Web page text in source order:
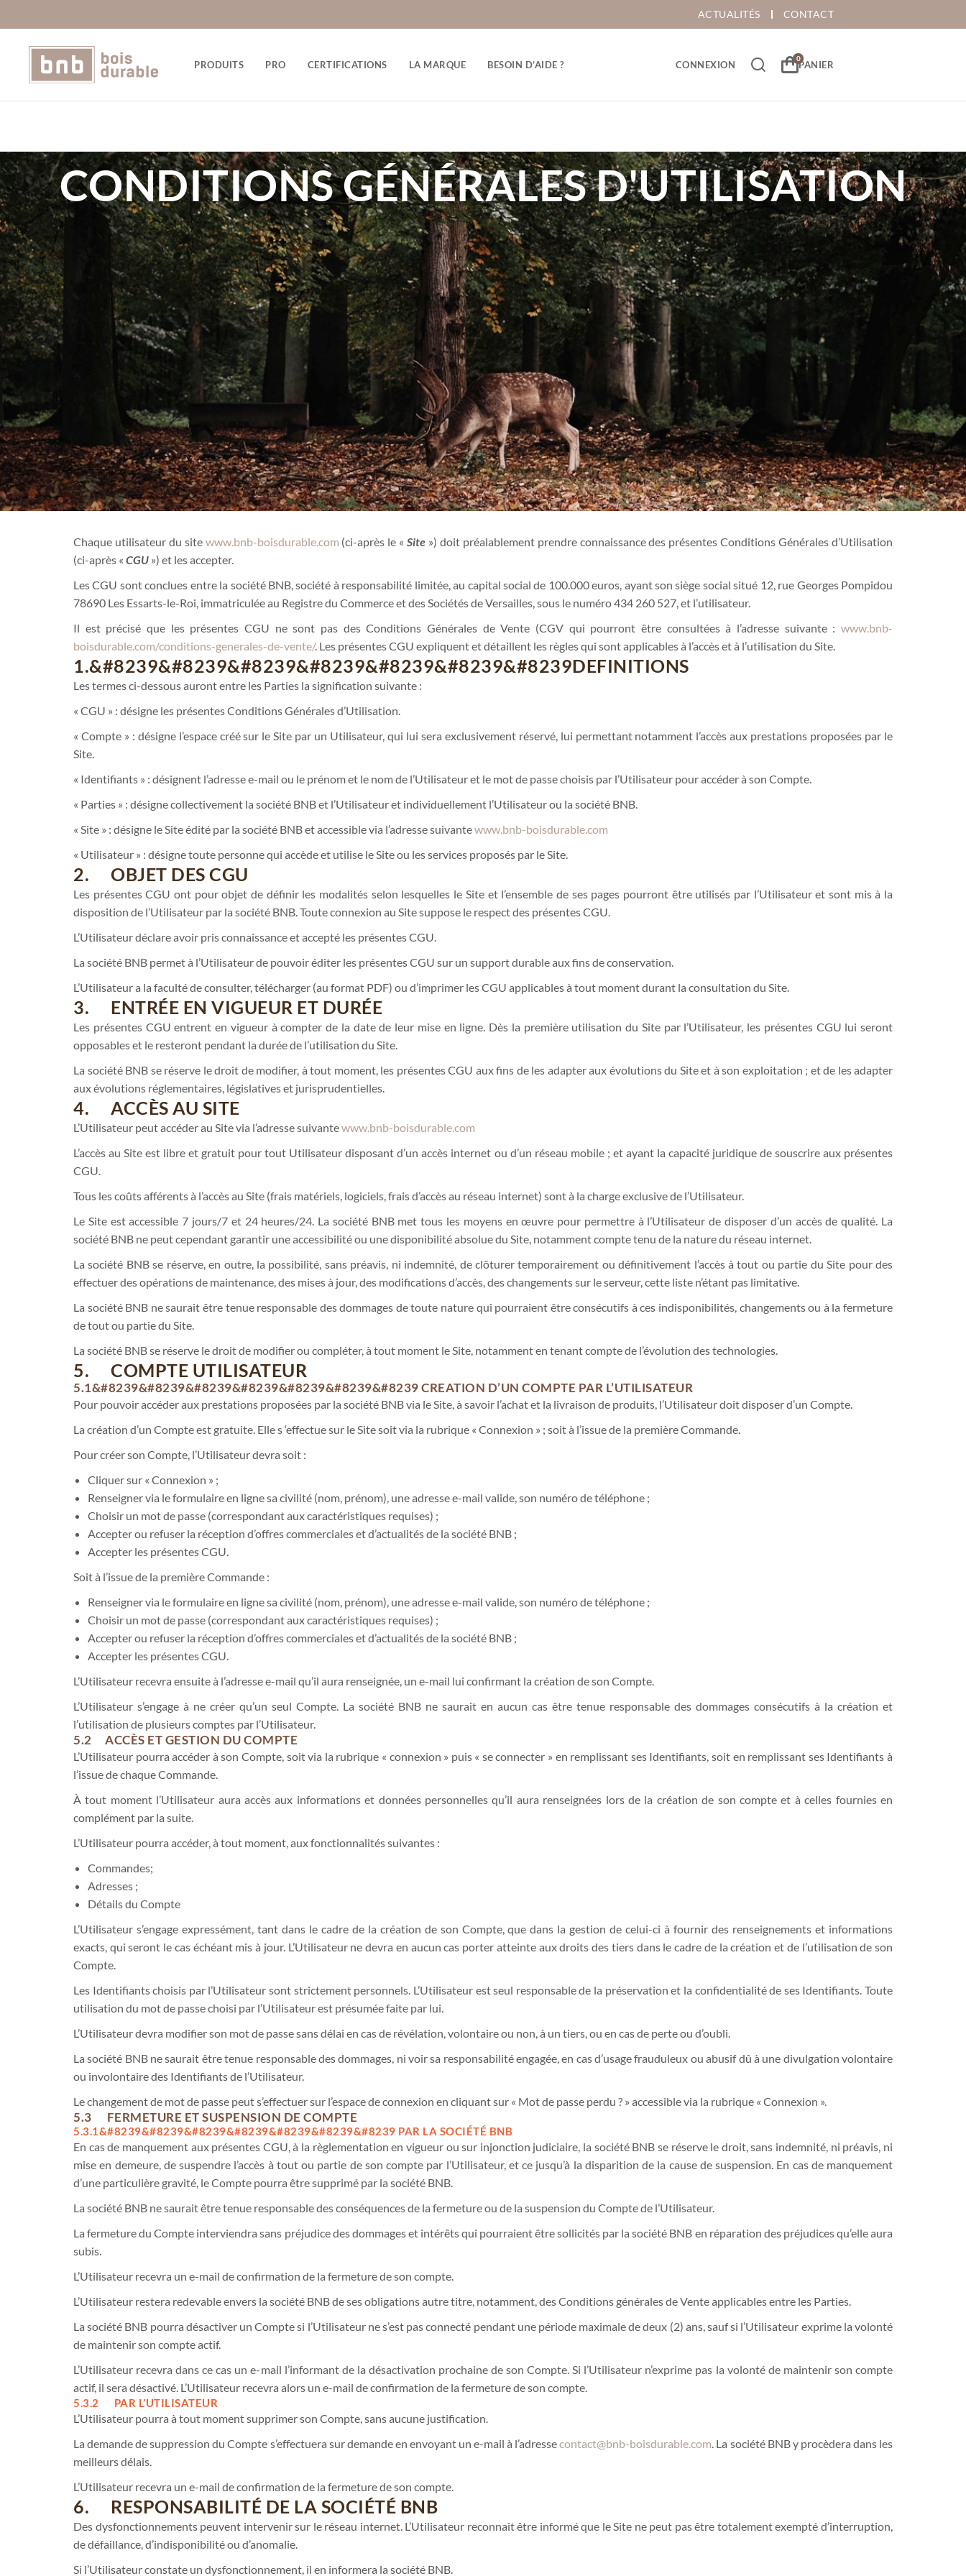
ACTUALITÉS CONTACT
PRODUITS PRO CERTIFICATIONS LA MARQUE BESOIN D’AIDE ? CONNEXION PANIER
CONDITIONS GÉNÉRALES D'UTILISATION
Chaque utilisateur du site www.bnb-boisdurable.com (ci-après le «Site ») doit préalablement prendre connaissance des présentes Conditions Générales d’Utilisation
(ci-après « CGU ») et les accepter.
Les CGU sont conclues entre la société BNB, société à responsabilité limitée, au capital social de 100.000 euros, ayant son siège social situé 12, rue Georges Pompidou
78690 Les Essarts-le-Roi, immatriculée au Registre du Commerce et des Sociétés de Versailles, sous le numéro 434 260 527, et l’utilisateur.
Il est précisé que les présentes CGU ne sont pas des Conditions Générales de Vente (CGV qui pourront être consultées à l’adresse suivante : www.bnb-
boisdurable.com/conditions-generales-de-vente/. Les présentes CGU expliquent et détaillent les règles qui sont applicables à l’accès et à l’utilisation du Site.
1.&#8239&#8239&#8239&#8239&#8239&#8239&#8239DEFINITIONS
Les termes ci-dessous auront entre les Parties la signification suivante :
« CGU » : désigne les présentes Conditions Générales d’Utilisation.
« Compte » : désigne l’espace créé sur le Site par un Utilisateur, qui lui sera exclusivement réservé, lui permettant notamment l’accès aux prestations proposées par le
Site.
« Identifiants » : désignent l’adresse e-mail ou le prénom et le nom de l’Utilisateur et le mot de passe choisis par l’Utilisateur pour accéder à son Compte.
« Parties » : désigne collectivement la société BNB et l’Utilisateur et individuellement l’Utilisateur ou la société BNB.
« Site » : désigne le Site édité par la société BNB et accessible via l’adresse suivantewww.bnb-boisdurable.com
« Utilisateur » : désigne toute personne qui accède et utilise le Site ou les services proposés par le Site.
2. OBJET DES CGU
Les présentes CGU ont pour objet de définir les modalités selon lesquelles le Site et l’ensemble de ses pages pourront être utilisés par l’Utilisateur et sont mis à la
disposition de l’Utilisateur par la société BNB. Toute connexion au Site suppose le respect des présentes CGU.
L’Utilisateur déclare avoir pris connaissance et accepté les présentes CGU.
La société BNB permet à l’Utilisateur de pouvoir éditer les présentes CGU sur un support durable aux fins de conservation.
L’Utilisateur a la faculté de consulter, télécharger (au format PDF) ou d’imprimer les CGU applicables à tout moment durant la consultation du Site.
3. ENTRÉE EN VIGUEUR ET DURÉE
Les présentes CGU entrent en vigueur à compter de la date de leur mise en ligne. Dès la première utilisation du Site par l’Utilisateur, les présentes CGU lui seront
opposables et le resteront pendant la durée de l’utilisation du Site.
La société BNB se réserve le droit de modifier, à tout moment, les présentes CGU aux fins de les adapter aux évolutions du Site et à son exploitation ; et de les adapter
aux évolutions réglementaires, législatives et jurisprudentielles.
4. ACCÈS AU SITE
L’Utilisateur peut accéder au Site via l’adresse suivantewww.bnb-boisdurable.com
L’accès au Site est libre et gratuit pour tout Utilisateur disposant d’un accès internet ou d’un réseau mobile ; et ayant la capacité juridique de souscrire aux présentes
CGU.
Tous les coûts afférents à l’accès au Site (frais matériels, logiciels, frais d’accès au réseau internet) sont à la charge exclusive de l’Utilisateur.
Le Site est accessible 7 jours/7 et 24 heures/24. La société BNB met tous les moyens en œuvre pour permettre à l’Utilisateur de disposer d’un accès de qualité. La
société BNB ne peut cependant garantir une accessibilité ou une disponibilité absolue du Site, notamment compte tenu de la nature du réseau internet.
La société BNB se réserve, en outre, la possibilité, sans préavis, ni indemnité, de clôturer temporairement ou définitivement l’accès à tout ou partie du Site pour des
effectuer des opérations de maintenance, des mises à jour, des modifications d’accès, des changements sur le serveur, cette liste n’étant pas limitative.
La société BNB ne saurait être tenue responsable des dommages de toute nature qui pourraient être consécutifs à ces indisponibilités, changements ou à la fermeture
de tout ou partie du Site.
La société BNB se réserve le droit de modifier ou compléter, à tout moment le Site, notamment en tenant compte de l’évolution des technologies.
5. COMPTE UTILISATEUR
5.1&#8239&#8239&#8239&#8239&#8239&#8239&#8239 CREATION D’UN COMPTE PAR L’UTILISATEUR
Pour pouvoir accéder aux prestations proposées par la société BNB via le Site, à savoir l’achat et la livraison de produits, l’Utilisateur doit disposer d’un Compte.
La création d’un Compte est gratuite. Elle s ‘effectue sur le Site soit via la rubrique « Connexion » ; soit à l’issue de la première Commande.
Pour créer son Compte, l’Utilisateur devra soit :
Cliquer sur « Connexion » ;
Renseigner via le formulaire en ligne sa civilité (nom, prénom), une adresse e-mail valide, son numéro de téléphone ;
Choisir un mot de passe (correspondant aux caractéristiques requises) ;
Accepter ou refuser la réception d’offres commerciales et d’actualités de la société BNB ;
Accepter les présentes CGU.
Soit à l’issue de la première Commande :
Renseigner via le formulaire en ligne sa civilité (nom, prénom), une adresse e-mail valide, son numéro de téléphone ;
Choisir un mot de passe (correspondant aux caractéristiques requises) ;
Accepter ou refuser la réception d’offres commerciales et d’actualités de la société BNB ;
Accepter les présentes CGU.
L’Utilisateur recevra ensuite à l’adresse e-mail qu’il aura renseignée, un e-mail lui confirmant la création de son Compte.
L’Utilisateur s’engage à ne créer qu’un seul Compte. La société BNB ne saurait en aucun cas être tenue responsable des dommages consécutifs à la création et
l’utilisation de plusieurs comptes par l’Utilisateur.
5.2 ACCÈS ET GESTION DU COMPTE
L’Utilisateur pourra accéder à son Compte, soit via la rubrique « connexion » puis « se connecter » en remplissant ses Identifiants, soit en remplissant ses Identifiants à
l’issue de chaque Commande.
À tout moment l’Utilisateur aura accès aux informations et données personnelles qu’il aura renseignées lors de la création de son compte et à celles fournies en
complément par la suite.
L’Utilisateur pourra accéder, à tout moment, aux fonctionnalités suivantes :
Commandes;
Adresses ;
Détails du Compte
L’Utilisateur s’engage expressément, tant dans le cadre de la création de son Compte, que dans la gestion de celui-ci à fournir des renseignements et informations
exacts, qui seront le cas échéant mis à jour. L’Utilisateur ne devra en aucun cas porter atteinte aux droits des tiers dans le cadre de la création et de l’utilisation de son
Compte.
Les Identifiants choisis par l’Utilisateur sont strictement personnels. L’Utilisateur est seul responsable de la préservation et la confidentialité de ses Identifiants. Toute
utilisation du mot de passe choisi par l’Utilisateur est présumée faite par lui.
L’Utilisateur devra modifier son mot de passe sans délai en cas de révélation, volontaire ou non, à un tiers, ou en cas de perte ou d’oubli.
La société BNB ne saurait être tenue responsable des dommages, ni voir sa responsabilité engagée, en cas d’usage frauduleux ou abusif dû à une divulgation volontaire
ou involontaire des Identifiants de l’Utilisateur.
Le changement de mot de passe peut s’effectuer sur l’espace de connexion en cliquant sur « Mot de passe perdu ? » accessible via la rubrique « Connexion ».
5.3 FERMETURE ET SUSPENSION DE COMPTE
5.3.1&#8239&#8239&#8239&#8239&#8239&#8239&#8239 PAR LA SOCIÉTÉ BNB
En cas de manquement aux présentes CGU, à la règlementation en vigueur ou sur injonction judiciaire, la société BNB se réserve le droit, sans indemnité, ni préavis, ni
mise en demeure, de suspendre l’accès à tout ou partie de son compte par l’Utilisateur, et ce jusqu’à la disparition de la cause de suspension. En cas de manquement
d’une particulière gravité, le Compte pourra être supprimé par la société BNB.
La société BNB ne saurait être tenue responsable des conséquences de la fermeture ou de la suspension du Compte de l’Utilisateur.
La fermeture du Compte interviendra sans préjudice des dommages et intérêts qui pourraient être sollicités par la société BNB en réparation des préjudices qu’elle aura
subis.
L’Utilisateur recevra un e-mail de confirmation de la fermeture de son compte.
L’Utilisateur restera redevable envers la société BNB de ses obligations autre titre, notamment, des Conditions générales de Vente applicables entre les Parties.
La société BNB pourra désactiver un Compte si l’Utilisateur ne s’est pas connecté pendant une période maximale de deux (2) ans, sauf si l’Utilisateur exprime la volonté
de maintenir son compte actif.
L’Utilisateur recevra dans ce cas un e-mail l’informant de la désactivation prochaine de son Compte. Si l’Utilisateur n’exprime pas la volonté de maintenir son compte
actif, il sera désactivé. L’Utilisateur recevra alors un e-mail de confirmation de la fermeture de son compte.
5.3.2 PAR L’UTILISATEUR
L’Utilisateur pourra à tout moment supprimer son Compte, sans aucune justification.
La demande de suppression du Compte s’effectuera sur demande en envoyant un e-mail à l’adressecontact@bnb-boisdurable.com. La société BNB y procèdera dans les
meilleurs délais.
L’Utilisateur recevra un e-mail de confirmation de la fermeture de son compte.
6. RESPONSABILITÉ DE LA SOCIÉTÉ BNB
Des dysfonctionnements peuvent intervenir sur le réseau internet. L’Utilisateur reconnait être informé que le Site ne peut pas être totalement exempté d’interruption,
de défaillance, d’indisponibilité ou d’anomalie.
Si l’Utilisateur constate un dysfonctionnement, il en informera la société BNB.